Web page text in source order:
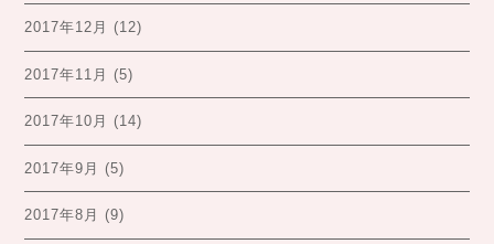
2017年12月 (12)
2017年11月 (5)
2017年10月 (14)
2017年9月 (5)
2017年8月 (9)